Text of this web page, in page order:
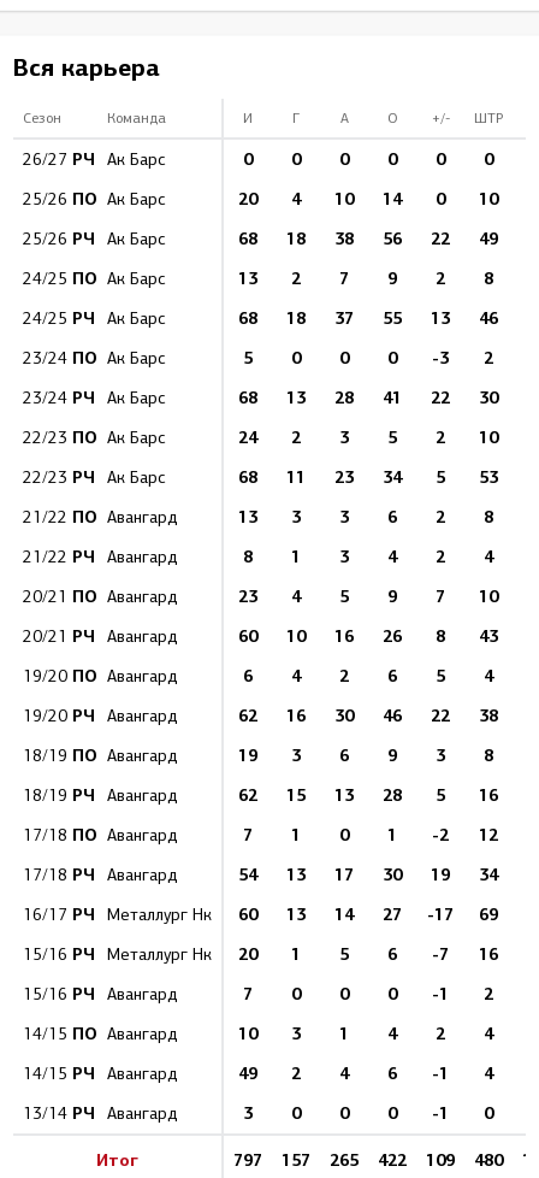
Вся карьера
Сезон Команда И Г А О +/- ШТР
26/27 РЧ Ак Барс 0 0 0 0 0 0
25/26 ПО Ак Барс 20 4 10 14 0 10
25/26 РЧ Ак Барс 68 18 38 56 22 49
24/25 ПО Ак Барс 13 2 7 9 2 8
24/25 РЧ Ак Барс 68 18 37 55 13 46
23/24 ПО Ак Барс 5 0 0 0 -3 2
23/24 РЧ Ак Барс 68 13 28 41 22 30
22/23 ПО Ак Барс 24 2 3 5 2 10
22/23 РЧ Ак Барс 68 11 23 34 5 53
21/22 ПО Авангард 13 3 3 6 2 8
21/22 РЧ Авангард 8 1 3 4 2 4
20/21 ПО Авангард 23 4 5 9 7 10
20/21 РЧ Авангард 60 10 16 26 8 43
19/20 ПО Авангард 6 4 2 6 5 4
19/20 РЧ Авангард 62 16 30 46 22 38
18/19 ПО Авангард 19 3 6 9 3 8
18/19 РЧ Авангард 62 15 13 28 5 16
17/18 ПО Авангард 7 1 0 1 -2 12
17/18 РЧ Авангард 54 13 17 30 19 34
16/17 РЧ Металлург Нк 60 13 14 27 -17 69
15/16 РЧ Металлург Нк 20 1 5 6 -7 16
15/16 РЧ Авангард 7 0 0 0 -1 2
14/15 ПО Авангард 10 3 1 4 2 4
14/15 РЧ Авангард 49 2 4 6 -1 4
13/14 РЧ Авангард 3 0 0 0 -1 0
Итог 797 157 265 422 109 480